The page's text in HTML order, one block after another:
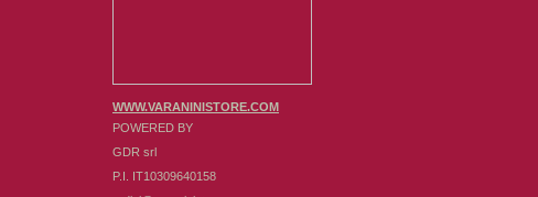
WWW.VARANINISTORE.COM
POWERED BY
GDR srl
P.I. IT10309640158